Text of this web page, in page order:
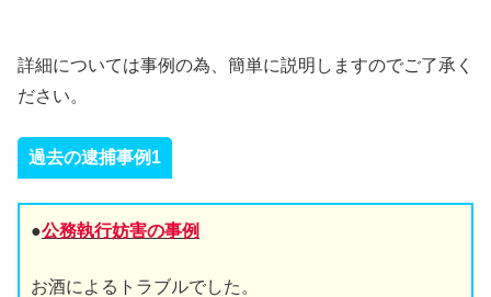
詳細については事例の為、簡単に説明しますのでご了承く
ださい。
過去の逮捕事例1
●公務執行妨害の事例
お酒によるトラブルでした。